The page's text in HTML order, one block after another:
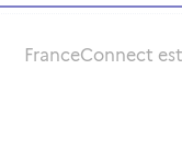
FranceConnect